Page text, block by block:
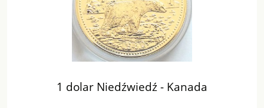
1 dolar Niedźwiedź - Kanada